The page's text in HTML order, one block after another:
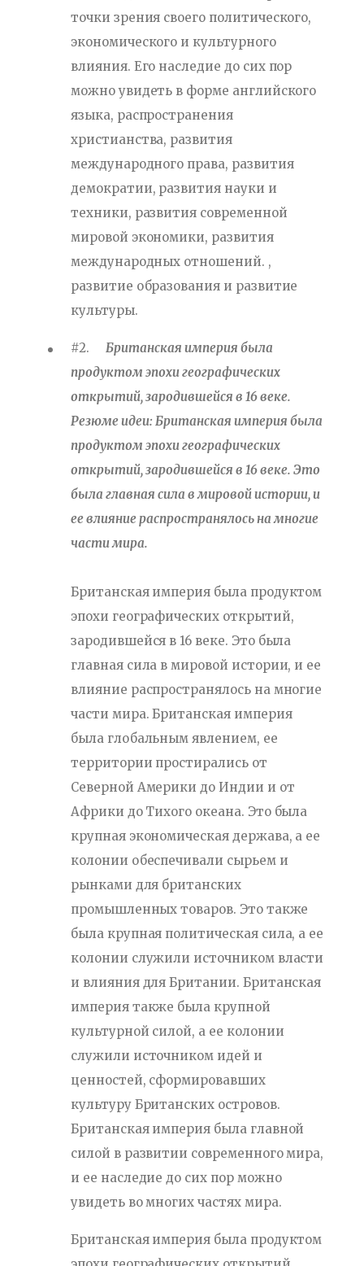
точки зрения своего политического,
экономического и культурного
влияния. Его наследие до сих пор
можно увидеть в форме английского
языка, распространения
христианства, развития
международного права, развития
демократии, развития науки и
техники, развития современной
мировой экономики, развития
международных отношений. ,
развитие образования и развитие
культуры.
#2. Британская империя была
продуктом эпохи географических
открытий, зародившейся в 16 веке.
Резюме идеи: Британская империя была
продуктом эпохи географических
открытий, зародившейся в 16 веке. Это
была главная сила в мировой истории, и
ее влияние распространялось на многие
части мира.
Британская империя была продуктом
эпохи географических открытий,
зародившейся в 16 веке. Это была
главная сила в мировой истории, и ее
влияние распространялось на многие
части мира. Британская империя
была глобальным явлением, ее
территории простирались от
Северной Америки до Индии и от
Африки до Тихого океана. Это была
крупная экономическая держава, а ее
колонии обеспечивали сырьем и
рынками для британских
промышленных товаров. Это также
была крупная политическая сила, а ее
колонии служили источником власти
и влияния для Британии. Британская
империя также была крупной
культурной силой, а ее колонии
служили источником идей и
ценностей, сформировавших
культуру Британских островов.
Британская империя была главной
силой в развитии современного мира,
и ее наследие до сих пор можно
увидеть во многих частях мира.
Британская империя была продуктом